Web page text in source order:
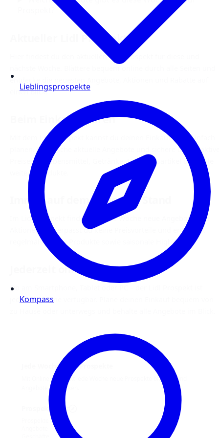
Aktueller Lidl Prospekt
Hier findest du den aktuellen Lidl Prospekt für diese und
entdecke die neuesten Angebote, Aktionen und Rabatte auf
einen Blick.
Beim Einkauf sparen
Mit dem Lidl Prospekt kannst du deinen Einkauf ganz einfach
planen. Vergleiche aktuelle Angebote und sichere dir
Preise auf Lebensmittel, Getränke, Haushaltsartikel und viele
weitere Produkte.
Immer auf dem neuesten Stand
Im Lidl Prospekt findest du jede Woche neue Angebote und
Aktionen. So verpasst du keine Preisvorteile und entdeckst
regelmäßig neue Produkte sowie saisonale Highlights.
Jederzeit online verfügbar
Ob am Smartphone, Tablet oder PC – der Lidl Prospekt ist
jederzeit online verfügbar. Plane deinen Einkauf bequem von
Jede Woche neue Prospekte
Mit Online Prospekt jede Woche neue Prospekte blättern und
Angebote entdecken.
Prospekt-Welt
Lieblingsprospekte
Kompass